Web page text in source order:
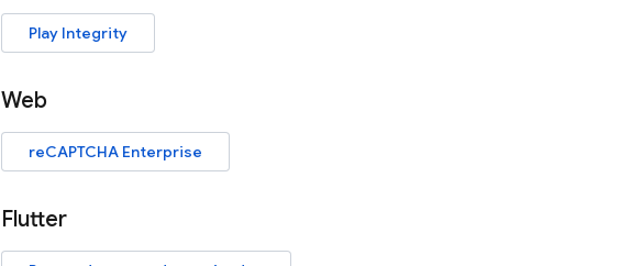
Play Integrity
Web
reCAPTCHA Enterprise
Flutter